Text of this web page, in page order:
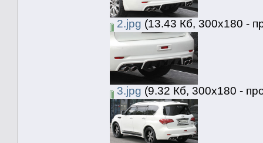
2.jpg (13.43 Кб, 300x180 -
3.jpg (9.32 Кб, 300x180 -